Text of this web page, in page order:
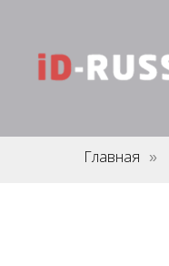
Главная »